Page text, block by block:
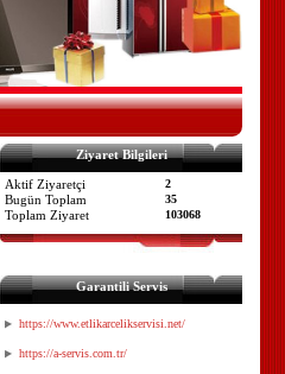
Ziyaret Bilgileri
Aktif Ziyaretçi 2
Bugün Toplam 35
Toplam Ziyaret 103068
Garantili Servis
https://www.etlikarcelikservisi.net/
https://a-servis.com.tr/